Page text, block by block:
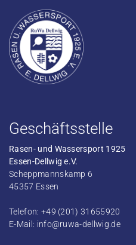
Geschäftsstelle
Rasen- und Wassersport 1925
Essen-Dellwig e.V.
Scheppmannskamp 6
45357 Essen
Telefon: +49 (201) 31655920
E-Mail: info@ruwa-dellwig.de